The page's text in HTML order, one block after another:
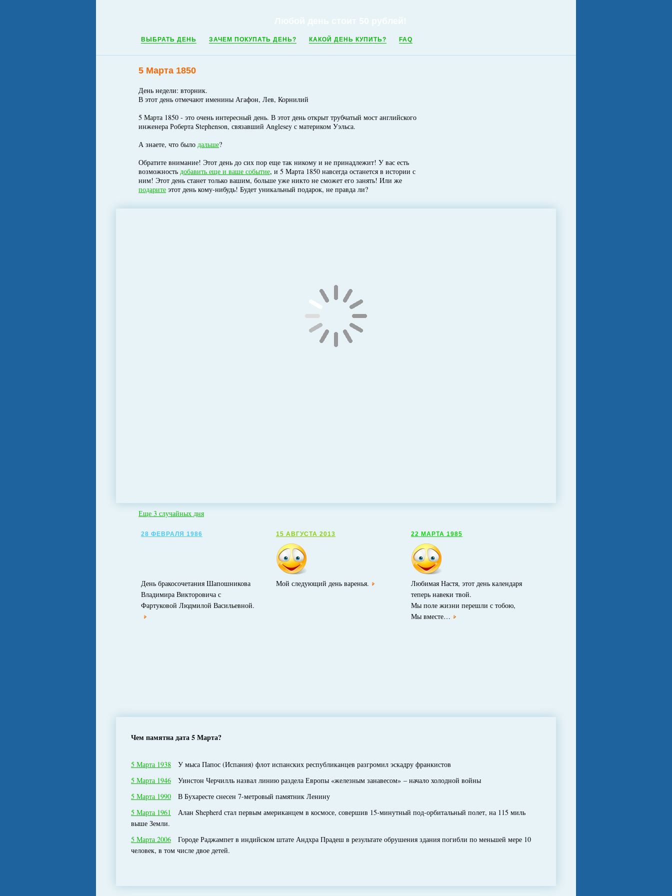
ВЫБРАТЬ ДЕНЬ ЗАЧЕМ ПОКУПАТЬ ДЕНЬ? КАКОЙ ДЕНЬ КУПИТЬ? FAQ
5 Марта 1850
День недели: вторник.
В этот день отмечают именины Агафон, Лев, Корнилий
5 Марта 1850 - это очень интересный день. В этот день открыт трубчатый мост английского
инженера Роберта Stephenson, связавший Anglesey с материком Уэльса.
А знаете, что было дальше?
Обратите внимание! Этот день до сих пор еще так никому и не принадлежит! У вас есть
возможность добавить еще и ваше событие, и 5 Марта 1850 навсегда останется в истории с
ним! Этот день станет только вашим, больше уже никто не сможет его занять! Или же
подарите этот день кому-нибудь! Будет уникальный подарок, не правда ли?
Еще 3 случайных дня
28 ФЕВРАЛЯ 1986
День бракосочетания Шапошникова
Владимира Викторовича с
Фартуковой Людмилой Васильевной.
15 АВГУСТА 2013
Мой следующий день варенья.
22 МАРТА 1985
Любимая Настя, этот день календаря
теперь навеки твой.
Мы поле жизни перешли с тобою,
Мы вместе…
Чем памятна дата 5 Марта?
5 Марта 1938 У мыса Папос (Испания) флот испанских республиканцев разгромил эскадру франкистов
5 Марта 1946 Уинстон Черчилль назвал линию раздела Европы «железным занавесом» – начало холодной войны
5 Марта 1990 В Бухаресте снесен 7-метровый памятник Ленину
5 Марта 1961 Алан Shepherd стал первым американцем в космосе, совершив 15-минутный под-орбитальный полет, на 115 миль
выше Земли.
5 Марта 2006 Городе Раджампет в индийском штате Андхра Прадеш в результате обрушения здания погибли по меньшей мере 10
человек, в том числе двое детей.